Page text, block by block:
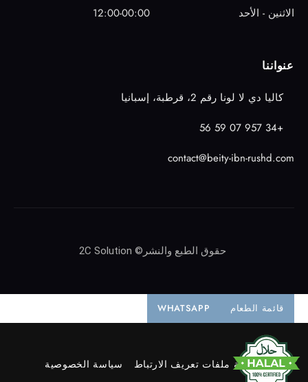
الاثنين - الأحد 12:00-00:00
عنواننا
كاليا دي لا لونا رقم 2، قرطبة، إسبانيا
+34 957 07 59 56
contact@beity-ibn-rushd.com
حقوق الطبع والنشر© 2C Solution
قائمة الطعام WHATSAPP
سياسة ملفات تعريف الارتباط سياسة الخصوصية